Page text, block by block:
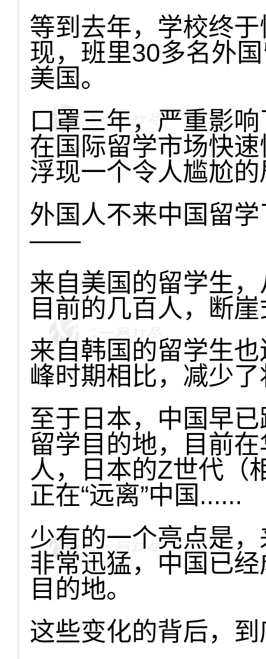
等到去年，学校终
现，班里30多名外
美国。
口罩三年，严重影
在国际留学市场快
浮现一个令人尴尬
外国人不来中国留
——
来自美国的留学生
目前的几百人，断
来自韩国的留学生
峰时期相比，减少
至于日本，中国早
留学目的地，目前
人，日本的Z世代（
正在“远离”中国......
少有的一个亮点是
非常迅猛，中国已
目的地。
这些变化的背后，